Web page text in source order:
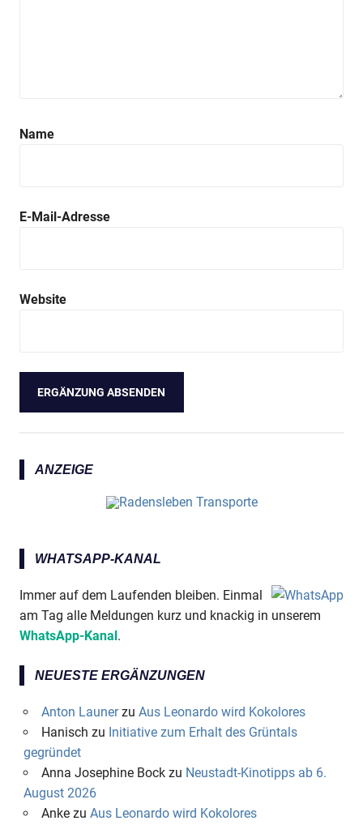
Name
E-Mail-Adresse
Website
ANZEIGE
WHATSAPP-KANAL
Immer auf dem Laufenden bleiben. Einmal
am Tag alle Meldungen kurz und knackig in unserem
WhatsApp-Kanal.
NEUESTE ERGÄNZUNGEN
Anton Launerzu Aus Leonardo wird Kokolores
Hanisch zu Initiative zum Erhalt des Grüntals
gegründet
Anna Josephine Bockzu Neustadt-Kinotipps ab 6.
August 2026
Ankezu Aus Leonardo wird Kokolores